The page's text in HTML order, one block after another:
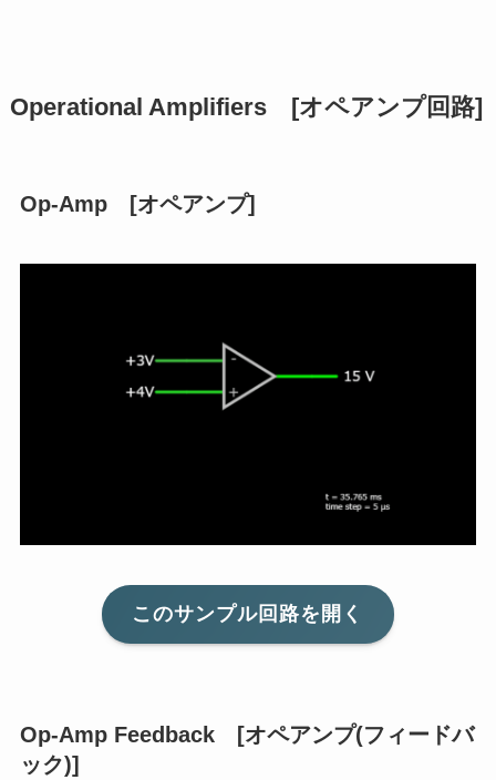
Operational Amplifiers [オペアンプ回路]
Op-Amp [オペアンプ]
このサンプル回路を開く
Op-Amp Feedback [オペアンプ(フィードバ
ック)]